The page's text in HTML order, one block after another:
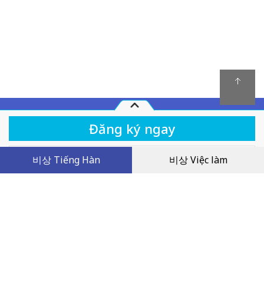
Khóa học Tiếng Hàn Sơ Cấp 1 (100 Bài Giảng)
Quy chế hoạt động
Chính sách giải quyết tranh chấp
비상 Tiếng Hàn 비상 Việc làm